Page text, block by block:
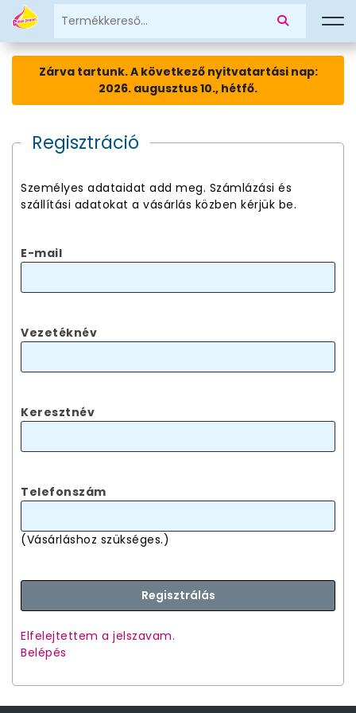
Zárva tartunk. A következő nyitvatartási nap:
2026. augusztus 10., hétfő.
Regisztráció
Személyes adataidat add meg. Számlázási és
szállítási adatokat a vásárlás közben kérjük be.
E-mail
Vezetéknév
Keresztnév
Telefonszám
(Vásárláshoz szükséges.)
Elfelejtettem a jelszavam.
Belépés